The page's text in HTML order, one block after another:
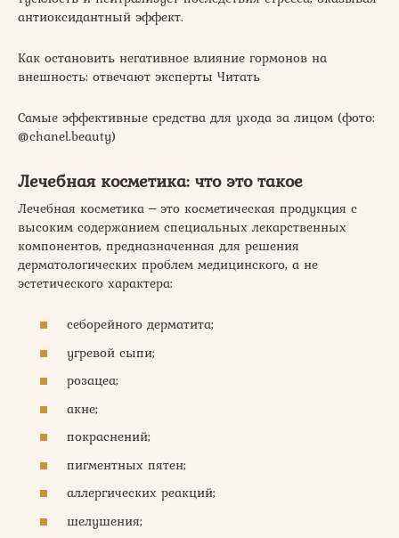
антиоксидантный эффект.
Как остановить негативное влияние гормонов на
внешность: отвечают эксперты Читать
Самые эффективные средства для ухода за лицом (фото:
@chanel.beauty)
Лечебная косметика: что это такое
Лечебная косметика ‒ это косметическая продукция с
высоким содержанием специальных лекарственных
компонентов, предназначенная для решения
дерматологических проблем медицинского, а не
эстетического характера:
себорейного дерматита;
угревой сыпи;
розацеа;
акне;
покраснений;
пигментных пятен;
аллергических реакций;
шелушения;